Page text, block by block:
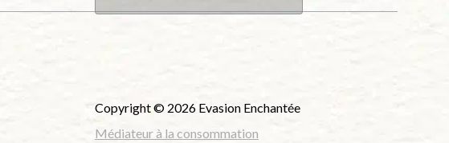
Copyright © 2026 Evasion Enchantée
Médiateur à la consommation